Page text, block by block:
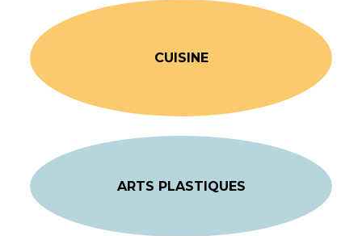
CUISINE
ARTS PLASTIQUES